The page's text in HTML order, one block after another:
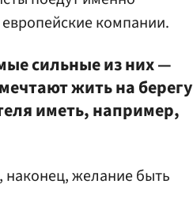
компании.
сильные из них —
жить на берегу
иметь, например,
желание быть